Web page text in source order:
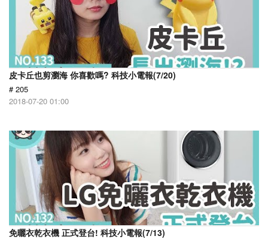
皮卡丘也剪瀏海 你喜歡嗎? 科技小電報(7/20)
# 205
2018-07-20 01:00
免曬衣乾衣機 正式登台! 科技小電報(7/13)